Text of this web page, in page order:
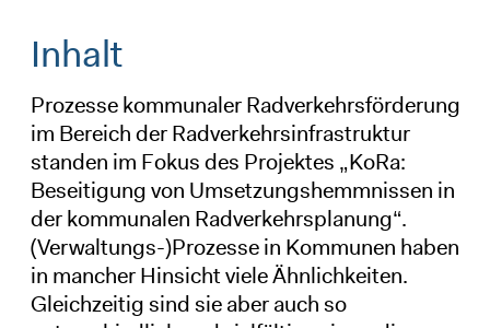
Inhalt
Prozesse kommunaler Radverkehrsförderung
im Bereich der Radverkehrsinfrastruktur
standen im Fokus des Projektes „KoRa:
Beseitigung von Umsetzungshemmnissen in
der kommunalen Radverkehrsplanung“.
(Verwaltungs-)Prozesse in Kommunen haben
in mancher Hinsicht viele Ähnlichkeiten.
Gleichzeitig sind sie aber auch so